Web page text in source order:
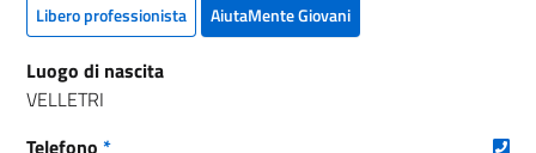
Libero professionista AiutaMente Giovani
Luogo di nascita
VELLETRI
Telefono *